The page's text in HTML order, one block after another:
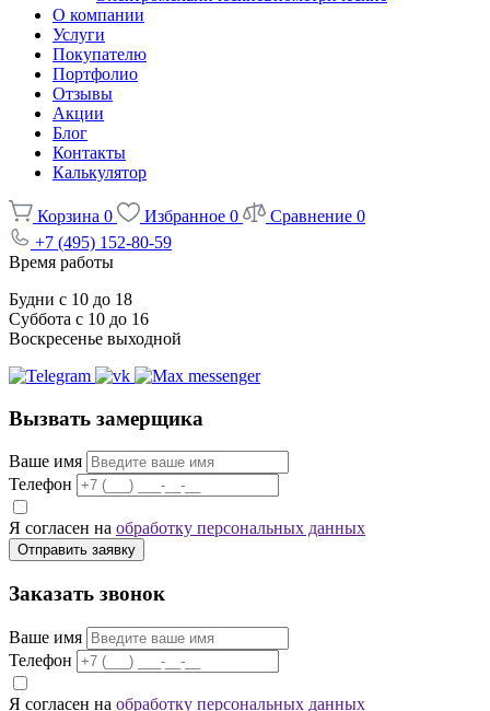
О компании
Услуги
Покупателю
Портфолио
Отзывы
Акции
Блог
Контакты
Калькулятор
Корзина 0 Избранное 0 Сравнение 0
+7 (495) 152-80-59
Время работы
Будни с 10 до 18
Суббота с 10 до 16
Воскресенье выходной
Вызвать замерщика
Ваше имя
Телефон
Я согласен на обработку персональных данных
Отправить заявку
Заказать звонок
Ваше имя
Телефон
Я согласен на обработку персональных данных